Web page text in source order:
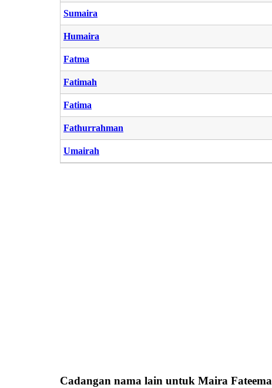
Sumaira
Humaira
Fatma
Fatimah
Fatima
Fathurrahman
Umairah
Cadangan nama lain untuk Maira Fateema